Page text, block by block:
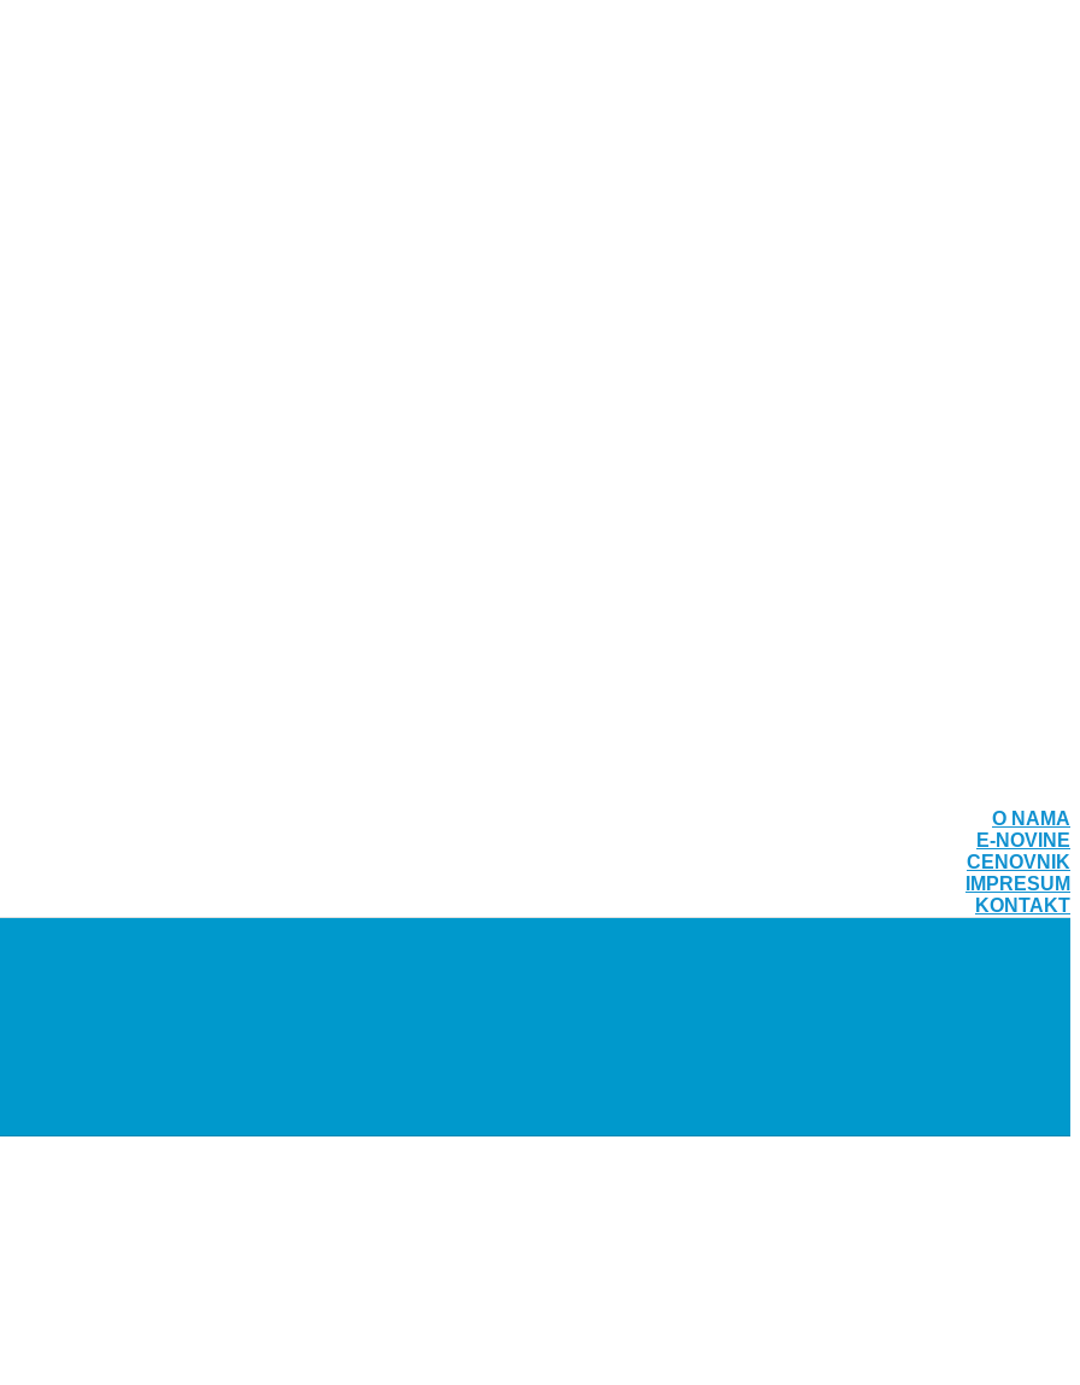
O NAMA
E-NOVINE
CENOVNIK
IMPRESUM
KONTAKT